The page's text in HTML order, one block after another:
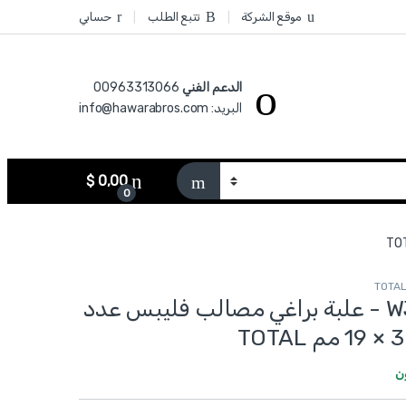
موقع الشركة تتبع الطلب حسابي
الدعم الفني 00963313066‏
البريد: info@hawarabros.com
0
$0,00
WJPS3501911 - علبة براغي مصالب فليبس عدد